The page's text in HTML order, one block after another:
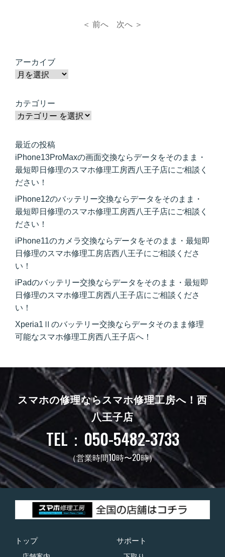
＜ 前へ 次へ ＞
アーカイブ
カテゴリー
最近の投稿
iPhone13ProMaxの画面交換ならデータをそのまま・
最短即日修理のスマホ修理工房西八王子店にご相談く
ださい！
iPhone12のバッテリー交換ならデータをそのまま・
最短即日修理のスマホ修理工房西八王子店にご相談く
ださい！
iPhone11のカメラ交換ならデータをそのまま・最短即
日修理のスマホ修理工房店西八王子にご相談くださ
い！
iPadのバッテリー交換ならデータをそのまま・最短即
日修理のスマホ修理工房西八王子店にご相談くださ
い！
Xperia1Ⅱのバッテリー交換ならデータそのまま修理
可能なスマホ修理工房西八王子店へ！
スマホの修理ならスマホ修理工房へ！ 西
八王子店
TEL：050-5482-3733
（営業時間10時〜20時）
トップ サポート